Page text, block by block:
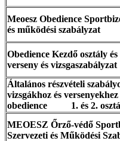
Meoesz Obedience
és működési szabályzat
Obedience Kezdő osztály
verseny és vizsgaszabályzat
Általános részvételi
vizsgákhoz és versenyekhez
obedience 1. és 2.
MEOESZ Őrző-védő
Szervezeti és Működési